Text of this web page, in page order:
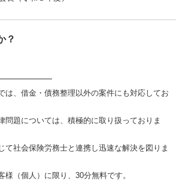
？
は、借金・債務整理以外の案件にも対応してお
問題については、積極的に取り扱っておりま
て社会保険労務士と連携し迅速な解決を図りま
様（個人）に限り、30分無料です。